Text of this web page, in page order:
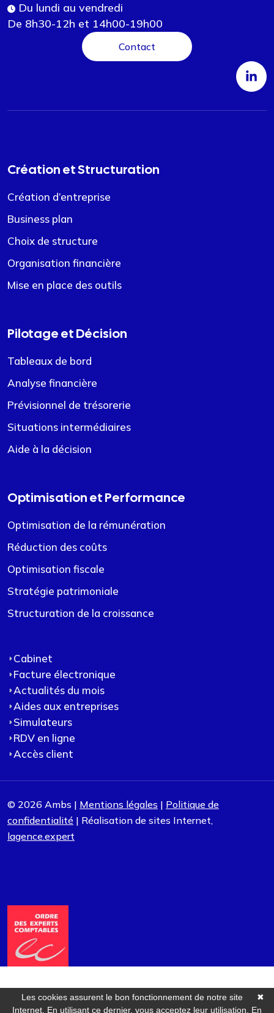
Du lundi au vendredi
De 8h30-12h et 14h00-19h00
Contact
Création et Structuration
Création d’entreprise
Business plan
Choix de structure
Organisation financière
Mise en place des outils
Pilotage et Décision
Tableaux de bord
Analyse financière
Prévisionnel de trésorerie
Situations intermédiaires
Aide à la décision
Optimisation et Performance
Optimisation de la rémunération
Réduction des coûts
Optimisation fiscale
Stratégie patrimoniale
Structuration de la croissance
Cabinet
Facture électronique
Actualités du mois
Aides aux entreprises
Simulateurs
RDV en ligne
Accès client
© 2026 Ambs | Mentions légales | Politique de
confidentialité | Réalisation de sites Internet,
lagence.expert
✖
Les cookies assurent le bon fonctionnement de notre site
Internet. En utilisant ce dernier, vous acceptez leur utilisation. En